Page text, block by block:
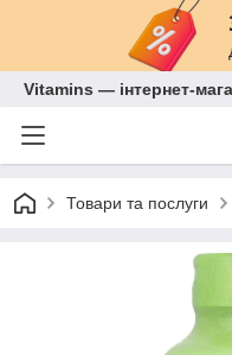
Vitamins — інтернет-
Товари та послуги